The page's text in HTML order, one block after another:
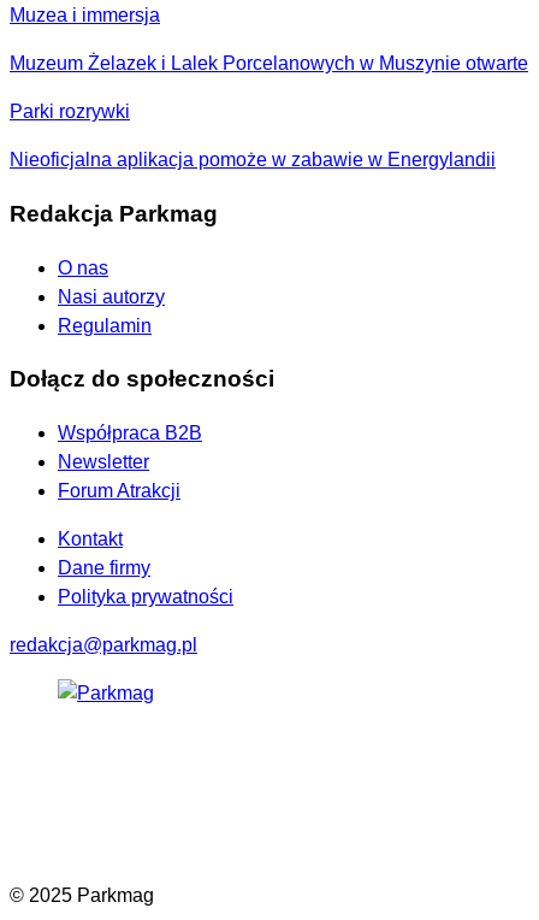
Muzea i immersja
Muzeum Żelazek i Lalek Porcelanowych w Muszynie otwarte
Parki rozrywki
Nieoficjalna aplikacja pomoże w zabawie w Energylandii
Redakcja Parkmag
O nas
Nasi autorzy
Regulamin
Dołącz do społeczności
Współpraca B2B
Newsletter
Forum Atrakcji
Kontakt
Dane firmy
Polityka prywatności
redakcja@parkmag.pl
© 2025 Parkmag